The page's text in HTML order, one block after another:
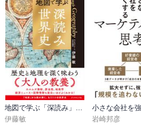
伊藤敏
岩崎邦彦